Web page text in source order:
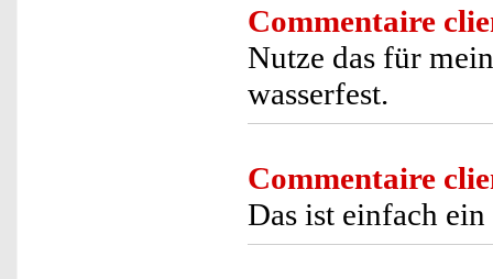
Commentaire
Nutze das für
wasserfest.
Commentaire
Das ist einfach